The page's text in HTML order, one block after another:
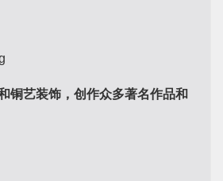
铜艺装饰，创作众多著名作品和